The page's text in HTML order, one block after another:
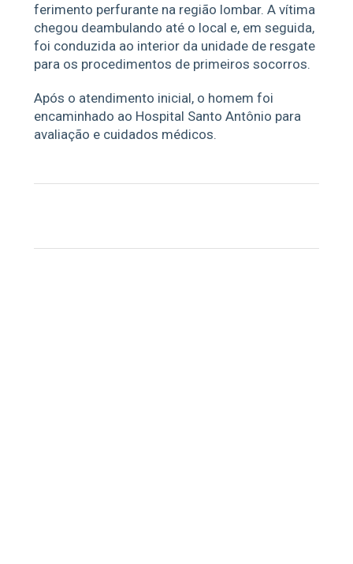
ferimento perfurante na região lombar. A vítima
chegou deambulando até o local e, em seguida,
foi conduzida ao interior da unidade de resgate
para os procedimentos de primeiros socorros.
Após o atendimento inicial, o homem foi
encaminhado ao Hospital Santo Antônio para
avaliação e cuidados médicos.